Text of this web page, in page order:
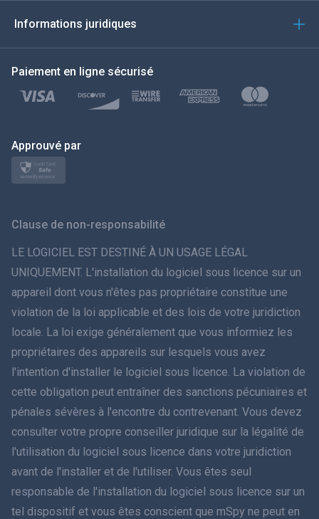
Türkçe
Polski
日本
ภาษาไทย
Dansk
हिंदी
עברית
Română
Ελληνικά
Informations juridiques
Paiement en ligne sécurisé
Approuvé par
Clause de non-responsabilité
LE LOGICIEL EST DESTINÉ À UN USAGE LÉGAL
UNIQUEMENT. L'installation du logiciel sous licence sur un
appareil dont vous n'êtes pas propriétaire constitue une
violation de la loi applicable et des lois de votre juridiction
locale. La loi exige généralement que vous informiez les
propriétaires des appareils sur lesquels vous avez
l'intention d'installer le logiciel sous licence. La violation de
cette obligation peut entraîner des sanctions pécuniaires et
pénales sévères à l'encontre du contrevenant. Vous devez
consulter votre propre conseiller juridique sur la légalité de
l'utilisation du logiciel sous licence dans votre juridiction
avant de l'installer et de l'utiliser. Vous êtes seul
responsable de l'installation du logiciel sous licence sur un
tel dispositif et vous êtes conscient que mSpy ne peut en